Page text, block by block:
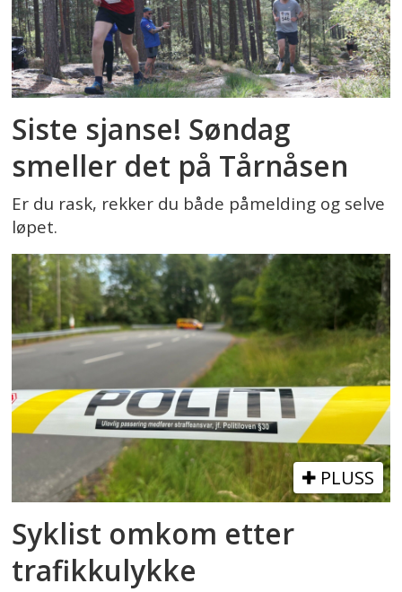
Siste sjanse! Søndag
smeller det på Tårnåsen
Er du rask, rekker du både påmelding og selve
løpet.
PLUSS
Syklist omkom etter
trafikkulykke